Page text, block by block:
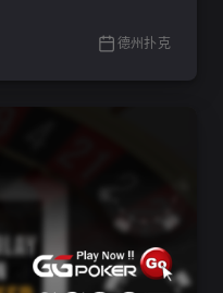
德州扑克